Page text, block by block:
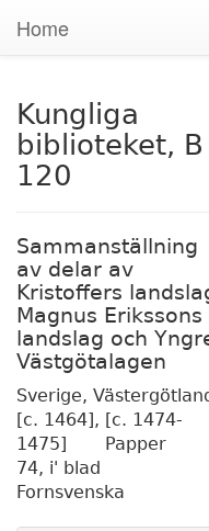
Home
Kungliga
biblioteket, B
120
Sammanställning
av delar av
Kristoffers
Magnus Erikssons
landslag och
Västgötalagen
Sverige,
[c. 1464], [c. 1474-
1475]
Papper
74, i' blad
Fornsvenska